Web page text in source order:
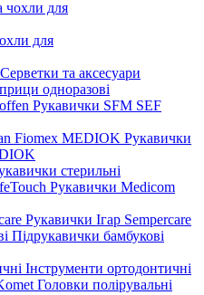
для
Серветки та аксесуари
одноразові
Рукавички SFM SEF
Рукавички
стерильні
Рукавички Medicom
Рукавички Ігар Sempercare
Підрукавички бамбукові
Інструменти ортодонтичні
Головки полірувальні